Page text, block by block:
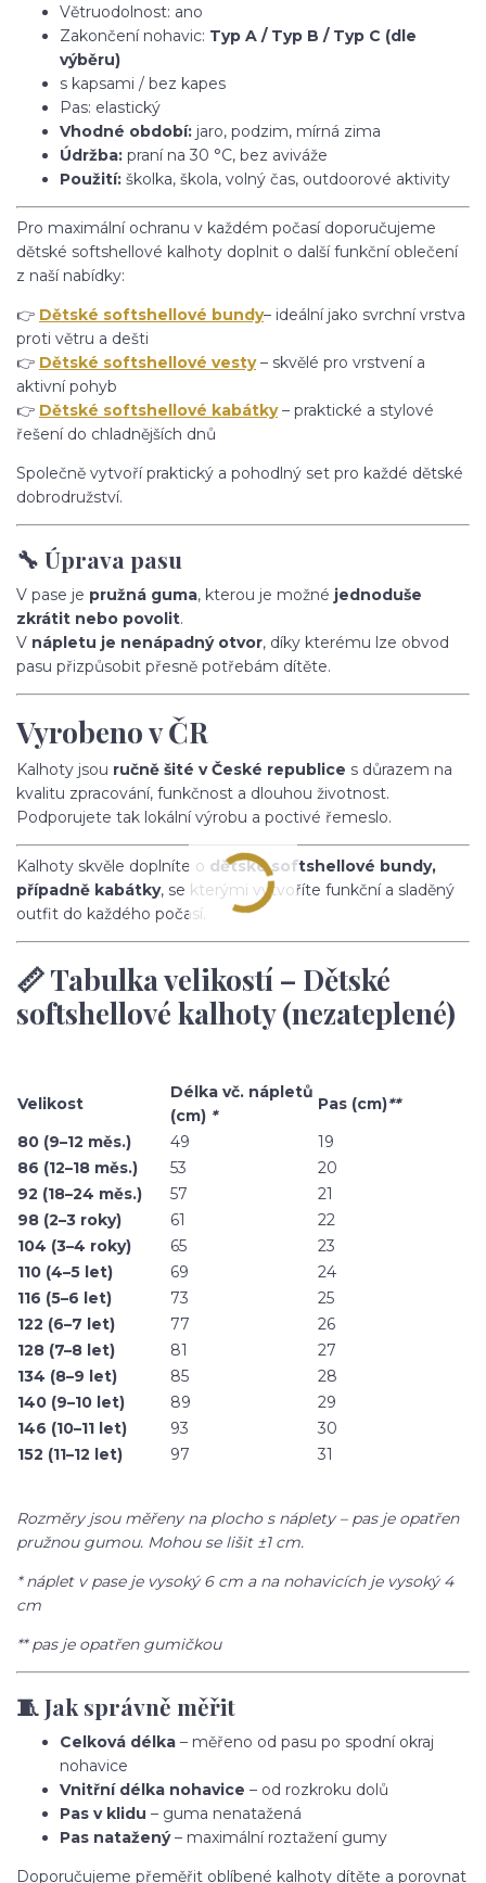
Větruodolnost: ano
Zakončení nohavic: Typ A / Typ B / Typ C (dle
výběru)
s kapsami / bez kapes
Pas: elastický
Vhodné období: jaro, podzim, mírná zima
Údržba: praní na 30 °C, bez aviváže
Použití: školka, škola, volný čas, outdoorové aktivity
Pro maximální ochranu v každém počasí doporučujeme
dětské softshellové kalhoty doplnit o další funkční oblečení
z naší nabídky:
👉 Dětské softshellové bundy– ideální jako svrchní vrstva
proti větru a dešti
👉 Dětské softshellové vesty– skvělé pro vrstvení a
aktivní pohyb
👉 Dětské softshellové kabátky– praktické a stylové
řešení do chladnějších dnů
Společně vytvoří praktický a pohodlný set pro každé dětské
dobrodružství.
🔧 Úprava pasu
V pase je pružná guma, kterou je možné jednoduše
zkrátit nebo povolit.
V nápletu je nenápadný otvor, díky kterému lze obvod
pasu přizpůsobit přesně potřebám dítěte.
Vyrobeno v ČR
Kalhoty jsou ručně šité v České republice s důrazem na
kvalitu zpracování, funkčnost a dlouhou životnost.
Podporujete tak lokální výrobu a poctivé řemeslo.
Kalhoty skvěle doplníte o dětské softshellové bundy,
případně kabátky, se kterými vytvoříte funkční a sladěný
outfit do každého počasí.
📏 Tabulka velikostí – Dětské
softshellové kalhoty (nezateplené)
Velikost
Délka vč. nápletů
(cm) *
Pas (cm)**
80 (9–12 měs.)
49
19
86 (12–18 měs.)
53
20
92 (18–24 měs.)
57
21
98 (2–3 roky)
61
22
104 (3–4 roky)
65
23
110 (4–5 let)
69
24
116 (5–6 let)
73
25
122 (6–7 let)
77
26
128 (7–8 let)
81
27
134 (8–9 let)
85
28
140 (9–10 let)
89
29
146 (10–11 let)
93
30
152 (11–12 let)
97 31
Rozměry jsou měřeny na plocho s náplety – pas je opatřen
pružnou gumou. Mohou se lišit ±1 cm.
* náplet v pase je vysoký 6 cm a na nohavicích je vysoký 4
cm
** pas je opatřen gumičkou
🧵 Jak správně měřit
Celková délka – měřeno od pasu po spodní okraj
nohavice
Vnitřní délka nohavice – od rozkroku dolů
Pas v klidu – guma nenatažená
Pas natažený– maximální roztažení gumy
Doporučujeme přeměřit oblíbené kalhoty dítěte a porovnat